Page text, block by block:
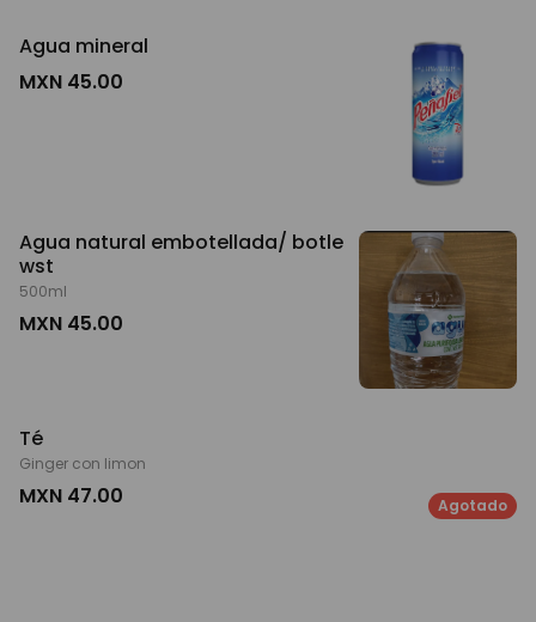
Agua mineral
MXN 45.00
Agua natural embotellada/ botle
wst
500ml
MXN 45.00
Té
Ginger con limon
MXN 47.00 Agotado